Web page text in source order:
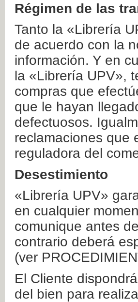
Régimen de las
Tanto la «Librería
de acuerdo con la
información. Y en
la «Librería UPV»,
compras que
que le hayan
defectuosos.
reclamaciones que
reguladora del
Desestimiento
«Librería UPV»
en cualquier
comunique antes
contrario deberá
(ver
El Cliente
del bien para